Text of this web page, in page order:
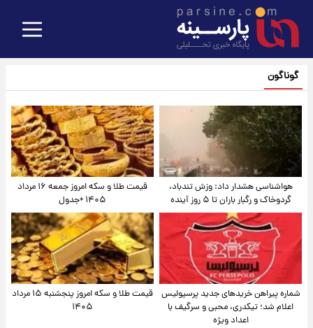
گوناگون
هواشناسی هشدار داد: وزش تندباد،
گردوخاک و رگبار باران تا ۵ روز آینده
قیمت طلا و سکه امروز جمعه ۱۶ مرداد
۱۴۰۵ +جدول
شماره پیراهن خریدهای جدید پرسپولیس
اعلام شد؛ تیکدری، محبی و سرگیف با
اعداد ویژه
قیمت طلا و سکه امروز پنجشنبه ۱۵ مرداد
۱۴۰۵